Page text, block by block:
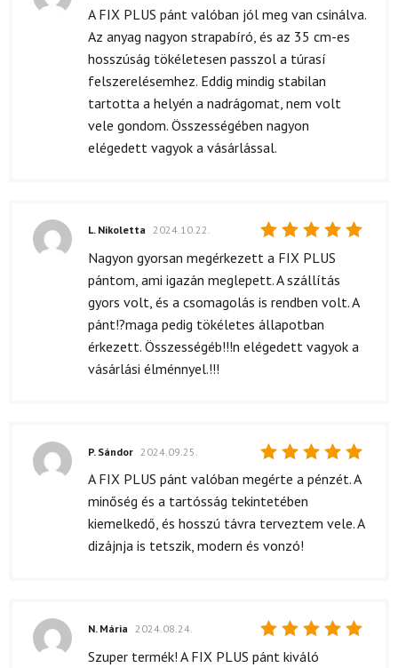
Értékelés:
/ 5
A FIX PLUS pánt valóban jól meg van csinálva.
Az anyag nagyon strapabíró, és az 35 cm-es
hosszúság tökéletesen passzol a túrasí
felszerelésemhez. Eddig mindig stabilan
tartotta a helyén a nadrágomat, nem volt
vele gondom. Összességében nagyon
elégedett vagyok a vásárlással.
Értékelés:
L. Nikoletta 2024.10.22.
Nagyon gyorsan megérkezett a FIX PLUS
pántom, ami igazán meglepett. A szállítás
gyors volt, és a csomagolás is rendben volt. A
pánt!?maga pedig tökéletes állapotban
érkezett. Összességéb!!!n elégedett vagyok a
vásárlási élménnyel.!!!
Értékelés:
5
/ 5
P. Sándor 2024.09.25.
A FIX PLUS pánt valóban megérte a pénzét. A
minőség és a tartósság tekintetében
kiemelkedő, és hosszú távra terveztem vele. A
dizájnja is tetszik, modern és vonzó!
Értékelés:
N. Mária 2024.08.24.
Szuper termék! A FIX PLUS pánt kiváló